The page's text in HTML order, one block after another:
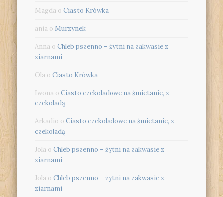
Magda oCiasto Krówka
ania o Murzynek
Anna oChleb pszenno – żytni na zakwasie z
ziarnami
Ola oCiasto Krówka
Iwona oCiasto czekoladowe na śmietanie, z
czekoladą
Arkadio oCiasto czekoladowe na śmietanie, z
czekoladą
Jola oChleb pszenno – żytni na zakwasie z
ziarnami
Jola oChleb pszenno – żytni na zakwasie z
ziarnami